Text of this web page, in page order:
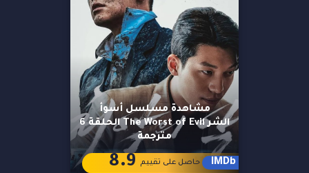
مشاهدة مسلسل أسوأ
الشر The Worst of Evil الحلقة 6
مترجمة
IMDb حاصل على تقييم 8.9